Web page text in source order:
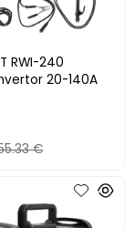
RWI-240
20-140A
€